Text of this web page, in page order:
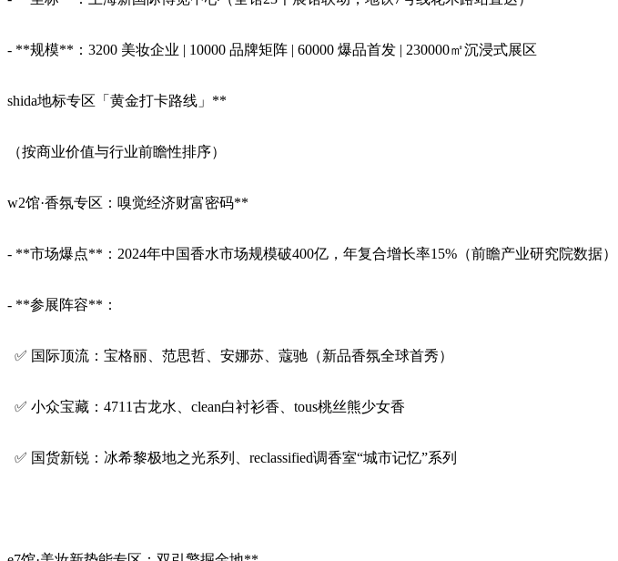
- **规模**：3200 美妆企业 | 10000 品牌矩阵 | 60000 爆品首发 | 230000㎡沉浸式展区
shida地标专区「黄金打卡路线」**
（按商业价值与行业前瞻性排序）
w2馆·香氛专区：嗅觉经济财富密码**
- **市场爆点**：2024年中国香水市场规模破400亿，年复合增长率15%（前瞻产业研究院数据）
- **参展阵容**：
✅ 国际顶流：宝格丽、范思哲、安娜苏、蔻驰（新品香氛全球首秀）
✅ 小众宝藏：4711古龙水、clean白衬衫香、tous桃丝熊少女香
✅ 国货新锐：冰希黎极地之光系列、reclassified调香室“城市记忆”系列